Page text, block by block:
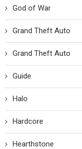
God of War
Grand Theft Auto
Grand Theft Auto
Guide
Halo
Hardcore
Hearthstone